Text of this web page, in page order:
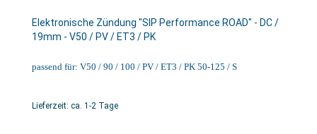
Elektronische Zündung "SIP Performance ROAD" - DC /
19mm - V50 / PV / ET3 / PK
passend für: V50 / 90 / 100 / PV / ET3 / PK 50-125 / S
Lieferzeit: ca. 1-2 Tage